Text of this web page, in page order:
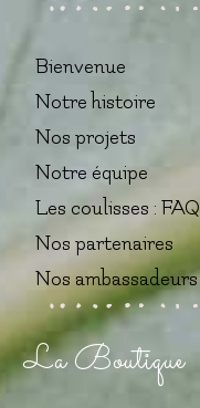
Bienvenue
Notre histoire
Nos projets
Notre équipe
Les coulisses : FAQ
Nos partenaires
Nos ambassadeurs
La Boutique